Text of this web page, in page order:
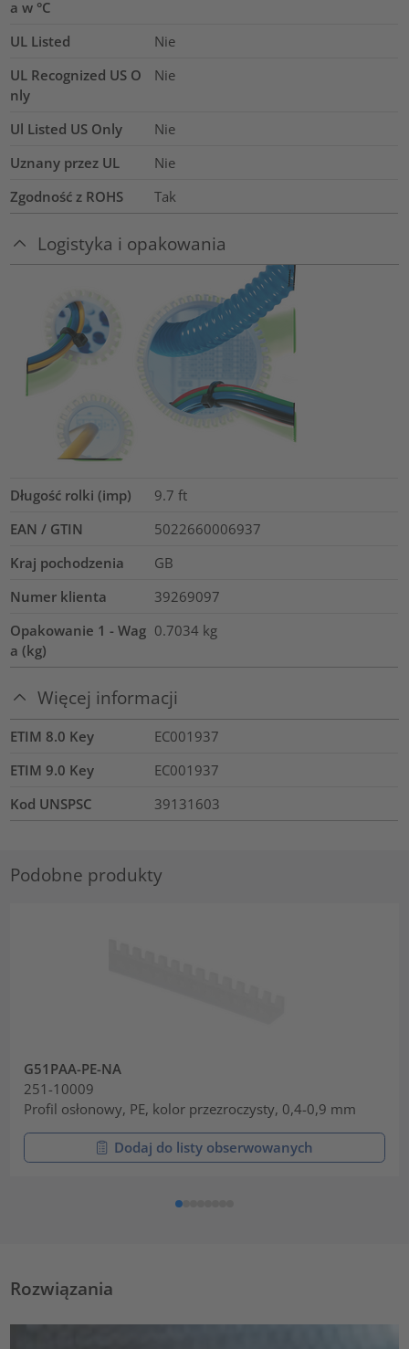
a w °C
UL Listed
Nie
UL Recognized US O
nly
Nie
Ul Listed US Only
Nie
Uznany przez UL
Nie
Zgodność z ROHS
Tak
Logistyka i opakowania
Długość rolki (imp) 9.7 ft
EAN / GTIN
5022660006937
Kraj pochodzenia
GB
Numer klienta
39269097
Opakowanie 1 - Wag
a (kg)
0.7034 kg
Więcej informacji
ETIM 8.0 Key
EC001937
ETIM 9.0 Key
EC001937
Kod UNSPSC
39131603
Podobne produkty
G51PAA-PE-NA
251-10009
Profil osłonowy, PE, kolor przezroczysty, 0,4-0,9 mm
Dodaj do listy obserwowanych
Rozwiązania